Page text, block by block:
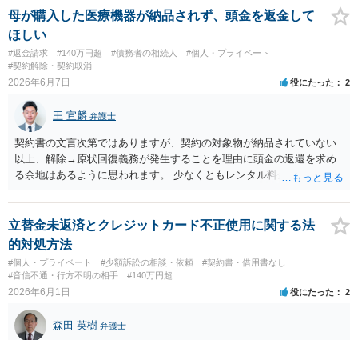
母が購入した医療機器が納品されず、頭金を返金して
ほしい
#返金請求 #140万円超 #債務者の相続人
#個人・プライベート
#契約解除・契約取消
2026年6月7日 役にたった 2
王 宣麟 弁護士
契約書の文言次第ではありますが、契約の対象物が納品されていない
以上、解除→原状回復義務が発生することを理由に頭金の返還を求め
る余地はあるように思われます。 少なくともレンタル料金分は使用料
のレンタル料等も契約書等に記載がないか、また、納期や頭金の返還
条項等を確認する必要があるかと存じます。 関連する資料一式を持参
して弁護士に相談されることをお勧めします。
立替金未返済とクレジットカード不正使用に関する法
的対処方法
#個人・プライベート #少額訴訟の相談・依頼
#契約書・借用書なし
#音信不通・行方不明の相手
#140万円超
2026年6月1日 役にたった 2
森田 英樹 弁護士